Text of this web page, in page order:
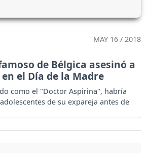
MAY 16 / 2018
de Bélgica asesinó a
el Día de la Madre
como el "Doctor Aspirina", habría
de su expareja antes de